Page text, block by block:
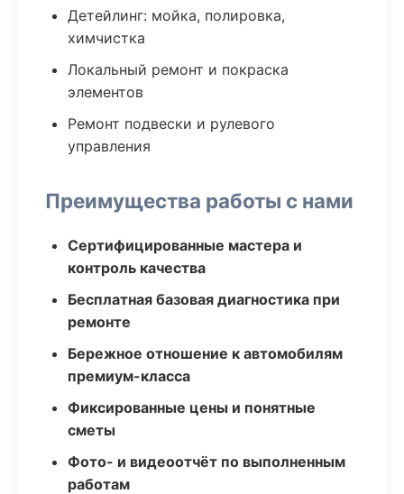
Детейлинг: мойка, полировка,
химчистка
Локальный ремонт и покраска
элементов
Ремонт подвески и рулевого
управления
Преимущества работы с нами
Сертифицированные мастера и
контроль качества
Бесплатная базовая диагностика при
ремонте
Бережное отношение к автомобилям
премиум-класса
Фиксированные цены и понятные
сметы
Фото- и видеоотчёт по выполненным
работам